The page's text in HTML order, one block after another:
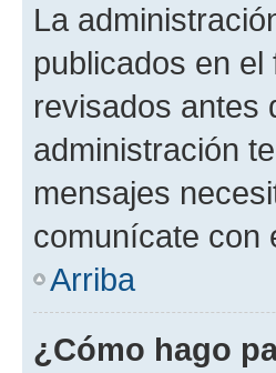
La
publicados en
revisados antes
administración
mensajes
comunícate con
Arriba
¿Cómo hago